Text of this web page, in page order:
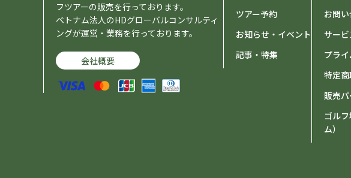
フツアーの販売を行っております。
ベトナム法人のHDグローバルコンサルティ
ングが運営・業務を行っております。
会社概要
ツアー予約
お知らせ・イベント
記事・特集
お問
サー
プラ
特定
販売
ゴル
ム）